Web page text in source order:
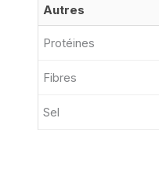
Autres
Protéines
Fibres
Sel